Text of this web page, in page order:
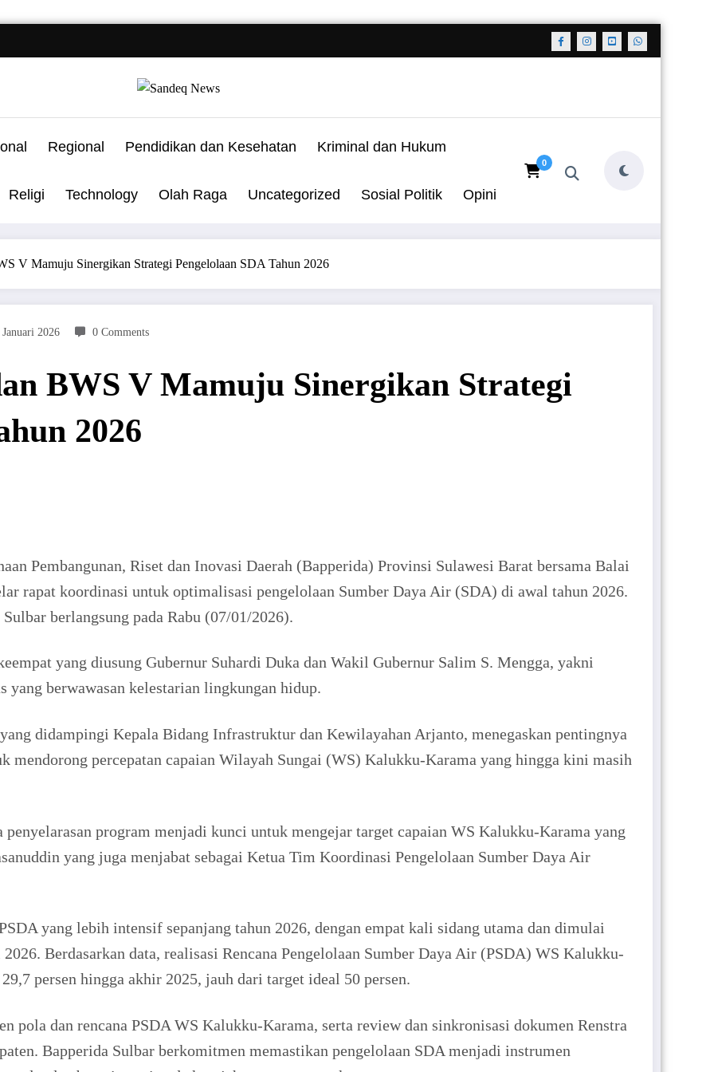
Regional Pendidikan dan Kesehatan Kriminal dan Hukum
Religi Technology Olah Raga Uncategorized Sosial Politik Opini
0
V Mamuju Sinergikan Strategi Pengelolaan SDA Tahun 2026
Januari 2026 0 Comments
BWS V Mamuju Sinergikan Strategi
2026
Pembangunan, Riset dan Inovasi Daerah (Bapperida) Provinsi Sulawesi Barat bersama Balai
rapat koordinasi untuk optimalisasi pengelolaan Sumber Daya Air (SDA) di awal tahun 2026.
berlangsung pada Rabu (07/01/2026).
yang diusung Gubernur Suhardi Duka dan Wakil Gubernur Salim S. Mengga, yakni
berwawasan kelestarian lingkungan hidup.
didampingi Kepala Bidang Infrastruktur dan Kewilayahan Arjanto, menegaskan pentingnya
mendorong percepatan capaian Wilayah Sungai (WS) Kalukku-Karama yang hingga kini masih
program menjadi kunci untuk mengejar target capaian WS Kalukku-Karama yang
yang juga menjabat sebagai Ketua Tim Koordinasi Pengelolaan Sumber Daya Air
yang lebih intensif sepanjang tahun 2026, dengan empat kali sidang utama dan dimulai
Berdasarkan data, realisasi Rencana Pengelolaan Sumber Daya Air (PSDA) WS Kalukku-
persen hingga akhir 2025, jauh dari target ideal 50 persen.
pola dan rencana PSDA WS Kalukku-Karama, serta review dan sinkronisasi dokumen Renstra
Bapperida Sulbar berkomitmen memastikan pengelolaan SDA menjadi instrumen